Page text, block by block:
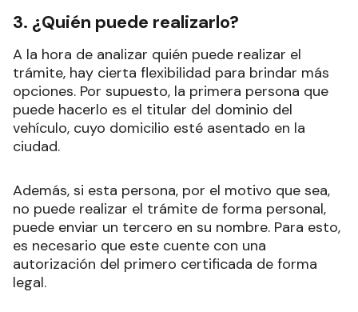
3. ¿Quién puede realizarlo?
A la hora de analizar quién puede realizar el
trámite, hay cierta flexibilidad para brindar más
opciones. Por supuesto, la primera persona que
puede hacerlo es el titular del dominio del
vehículo, cuyo domicilio esté asentado en la
ciudad.
Además, si esta persona, por el motivo que sea,
no puede realizar el trámite de forma personal,
puede enviar un tercero en su nombre. Para esto,
es necesario que este cuente con una
autorización del primero certificada de forma
legal.